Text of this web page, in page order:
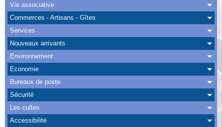
Albums
Nous Contacter
Vie associative
Commerces - Artisans - Gîtes
Services
Nouveaux arrivants
Environnement
Economie
Bureaux de poste
Sécurité
Les cultes
Accessibilité